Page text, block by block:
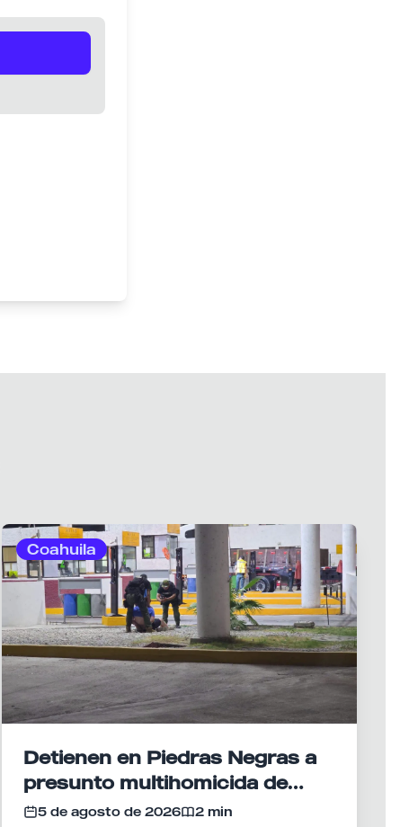
Coahuila
Detienen en Piedras Negras a
presunto multihomicida de
Saltillo
5 de agosto de 2026
2 min